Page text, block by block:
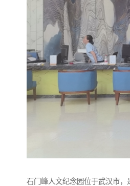
石门峰人文纪念园位于武汉市，